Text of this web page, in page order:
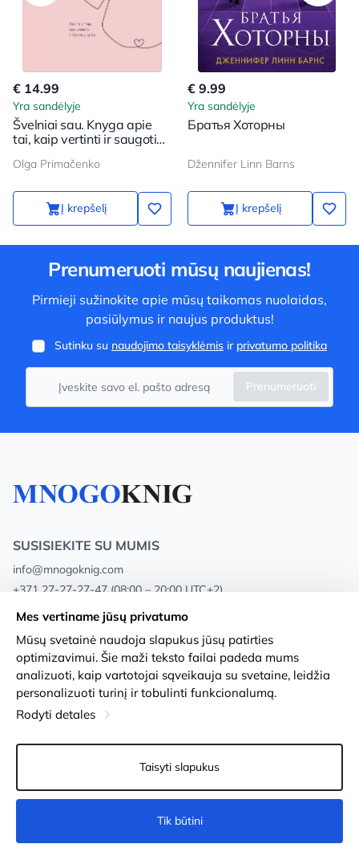
€ 14.99
Yra sandėlyje
Švelniai sau. Knyga apie
tai, kaip vertinti ir saugoti
Olga Primačenko
Į krepšelį
€ 9.99
Yra sandėlyje
Братья Хоторны
Džennifer Linn Barns
Į krepšelį
Prenumeruoti mūsų naujienas!
Pirmieji sužinokite apie mūsų taikomas nuolaidas,
pasiūlymus ir naujus produktus!
Sutinku su naudojimo taisyklėmis ir privatumo politika
Prenumeruoti
SUSISIEKITE SU MUMIS
info@mnogoknig.com
+371 27-27-27-47 (08:00 – 20:00 UTC+2)
Rīga, Augusta Deglava 69d, LV-1082
Apie mus
Parduotuvės
Pristatymas ir mokėjimas
Lojalumo kortelės
Privacy Policy
Sąlygos ir nuostatos
Prekių grąžinimas
Slapukų nustatymai
Mes vertiname jūsų privatumo
Mūsų svetainė naudoja slapukus jūsų patirties
optimizavimui. Šie maži teksto failai padeda mums
analizuoti, kaip vartotojai sąveikauja su svetaine, leidžia
personalizuoti turinį ir tobulinti funkcionalumą.
Rodyti detales
Taisyti slapukus
Tik būtini